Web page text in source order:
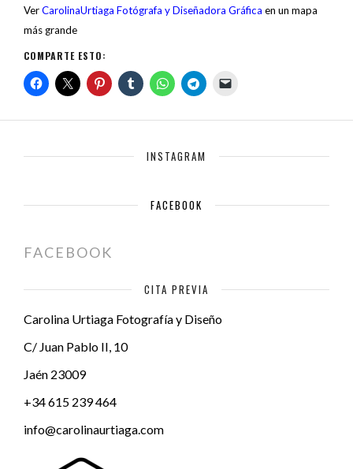
VerCarolinaUrtiaga Fotógrafa y Diseñadora Gráfica en un mapa
más grande
COMPARTE ESTO:
INSTAGRAM
FACEBOOK
FACEBOOK
CITA PREVIA
Carolina Urtiaga Fotografía y Diseño
C/ Juan Pablo II, 10
Jaén 23009
+34 615 239 464
info@carolinaurtiaga.com